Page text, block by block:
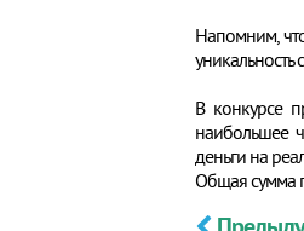
Напомним,
уникальность
В конкурсе
наибольшее
деньги на
Общая сумма